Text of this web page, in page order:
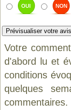
Votre
d'abord lu et
conditions
quelques